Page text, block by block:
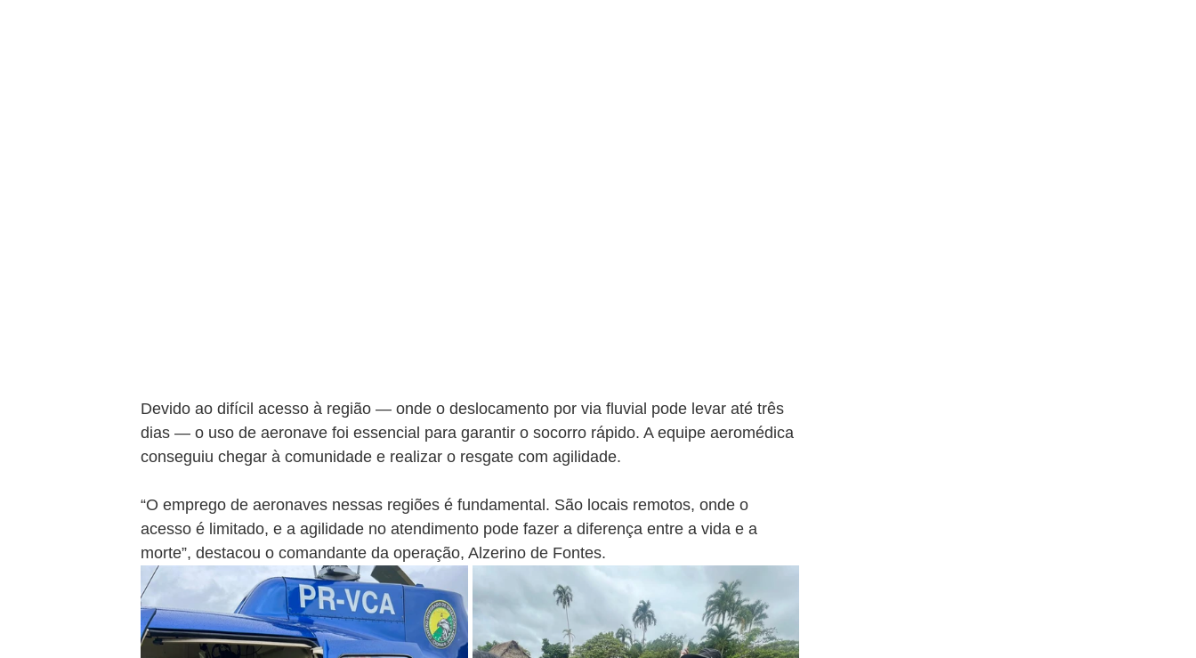
Devido ao difícil acesso à região — onde o deslocamento por via fluvial pode levar até três
dias — o uso de aeronave foi essencial para garantir o socorro rápido. A equipe aeromédica
conseguiu chegar à comunidade e realizar o resgate com agilidade.
“O emprego de aeronaves nessas regiões é fundamental. São locais remotos, onde o
acesso é limitado, e a agilidade no atendimento pode fazer a diferença entre a vida e a
morte”, destacou o comandante da operação, Alzerino de Fontes.